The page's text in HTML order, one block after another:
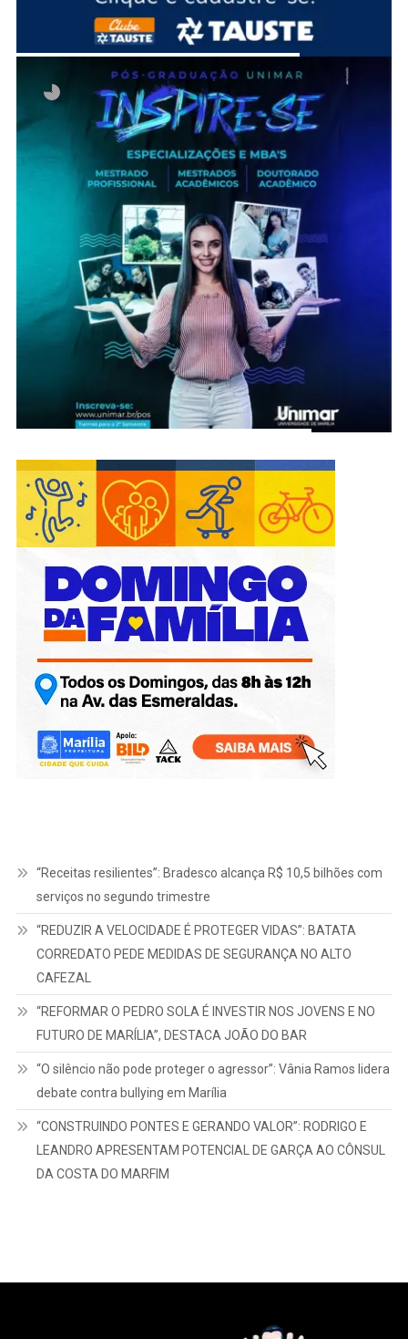
“Receitas resilientes”: Bradesco alcança R$ 10,5 bilhões com
serviços no segundo trimestre
“REDUZIR A VELOCIDADE É PROTEGER VIDAS”: BATATA
CORREDATO PEDE MEDIDAS DE SEGURANÇA NO ALTO
CAFEZAL
“REFORMAR O PEDRO SOLA É INVESTIR NOS JOVENS E NO
FUTURO DE MARÍLIA”, DESTACA JOÃO DO BAR
“O silêncio não pode proteger o agressor”: Vânia Ramos lidera
debate contra bullying em Marília
“CONSTRUINDO PONTES E GERANDO VALOR”: RODRIGO E
LEANDRO APRESENTAM POTENCIAL DE GARÇA AO CÔNSUL
DA COSTA DO MARFIM